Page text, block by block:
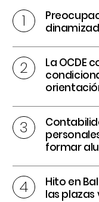
La OCDE
formar
Hito en
las